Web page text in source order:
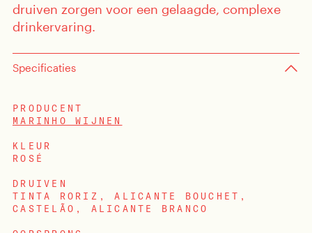
druiven zorgen voor een gelaagde, complexe
drinkervaring.
Specificaties
PRODUCENT
MARINHO WIJNEN
KLEUR
ROSÉ
DRUIVEN
TINTA RORIZ, ALICANTE BOUCHET,
CASTELÃO, ALICANTE BRANCO